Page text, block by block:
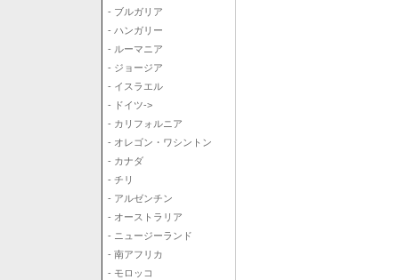
- ブルガリア
- ハンガリー
- ルーマニア
- ジョージア
- イスラエル
- ドイツ->
- カリフォルニア
- オレゴン・ワシントン
- カナダ
- チリ
- アルゼンチン
- オーストラリア
- ニュージーランド
- 南アフリカ
- モロッコ